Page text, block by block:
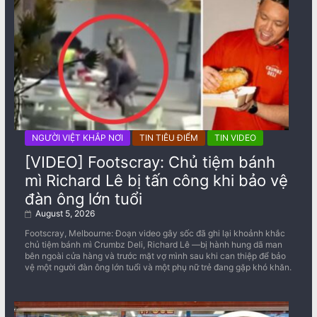
NGƯỜI VIỆT KHẮP NƠI TIN TIÊU ĐIỂM TIN VIDEO
[VIDEO] Footscray: Chủ tiệm bánh
mì Richard Lê bị tấn công khi bảo vệ
đàn ông lớn tuổi
August 5, 2026
Footscray, Melbourne: Đoạn video gây sốc đã ghi lại khoảnh khắc
chủ tiệm bánh mì Crumbz Deli, Richard Lê —bị hành hung dã man
bên ngoài cửa hàng và trước mặt vợ mình sau khi can thiệp để bảo
vệ một người đàn ông lớn tuổi và một phụ nữ trẻ đang gặp khó khăn.